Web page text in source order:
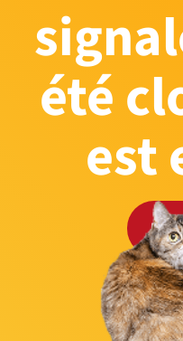
été
est